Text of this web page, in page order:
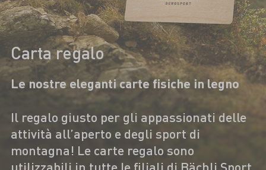
Carta regalo
Le nostre eleganti carte fisiche in legno
Il regalo giusto per gli appassionati delle
attività all’aperto e degli sport di
montagna! Le carte regalo sono
utilizzabili in tutte le filiali di Bächli Sport